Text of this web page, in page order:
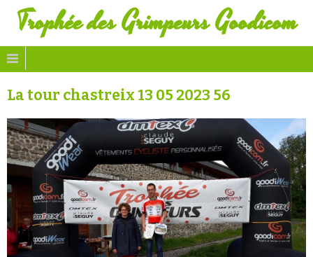
Trophée des Grimpeurs Goodicom
La tour chastreix 13 05 2023 56